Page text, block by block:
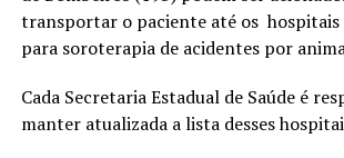
transportar o paciente até os hospitais
para soroterapia de acidentes por
Cada Secretaria Estadual de Saúde é
manter atualizada a lista desses